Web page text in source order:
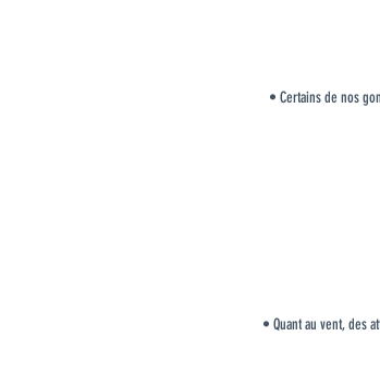
• Certains de nos
• Quant au vent, des